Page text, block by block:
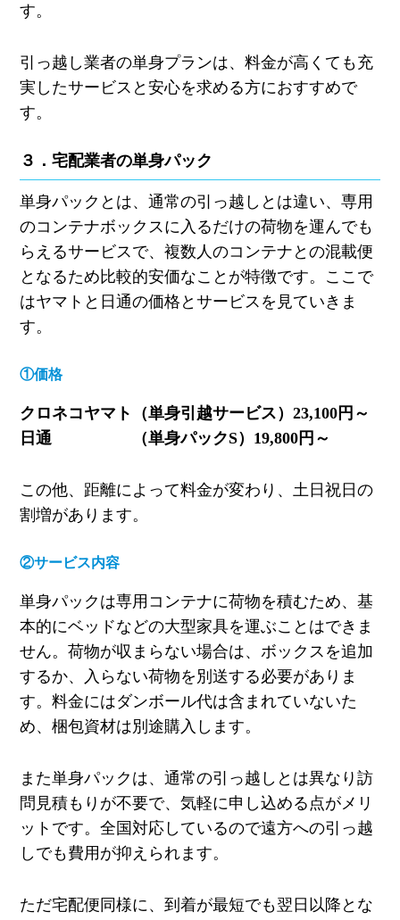
す。
引っ越し業者の単身プランは、料金が高くても充
実したサービスと安心を求める方におすすめで
す。
３．宅配業者の単身パック
単身パックとは、通常の引っ越しとは違い、専用
のコンテナボックスに入るだけの荷物を運んでも
らえるサービスで、複数人のコンテナとの混載便
となるため比較的安価なことが特徴です。ここで
はヤマトと日通の価格とサービスを見ていきま
す。
①価格
クロネコヤマト（単身引越サービス） 23,100円～
日通 （単身パックS） 19,800円～
この他、距離によって料金が変わり、土日祝日の
割増があります。
②サービス内容
単身パックは専用コンテナに荷物を積むため、基
本的にベッドなどの大型家具を運ぶことはできま
せん。荷物が収まらない場合は、ボックスを追加
するか、入らない荷物を別送する必要がありま
す。料金にはダンボール代は含まれていないた
め、梱包資材は別途購入します。
また単身パックは、通常の引っ越しとは異なり訪
問見積もりが不要で、気軽に申し込める点がメリ
ットです。全国対応しているので遠方への引っ越
しでも費用が抑えられます。
ただ宅配便同様に、到着が最短でも翌日以降とな